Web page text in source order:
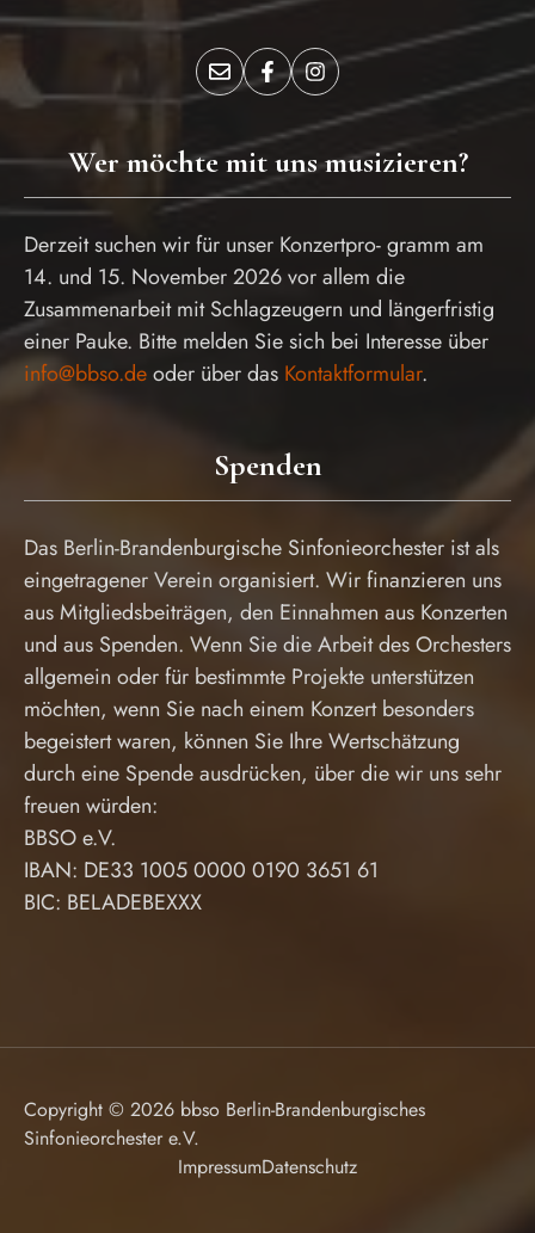
Wer möchte mit uns musizieren?
Derzeit suchen wir für unser Konzertpro- gramm am
14. und 15. November 2026 vor allem die
Zusammenarbeit mit Schlagzeugern und längerfristig
einer Pauke. Bitte melden Sie sich bei Interesse über
info@bbso.deoder über das Kontaktformular.
Spenden
Das Berlin-Brandenburgische Sinfonieorchester ist als
eingetragener Verein organisiert. Wir finanzieren uns
aus Mitgliedsbeiträgen, den Einnahmen aus Konzerten
und aus Spenden. Wenn Sie die Arbeit des Orchesters
allgemein oder für bestimmte Projekte unterstützen
möchten, wenn Sie nach einem Konzert besonders
begeistert waren, können Sie Ihre Wertschätzung
durch eine Spende ausdrücken, über die wir uns sehr
freuen würden:
BBSO e.V.
IBAN: DE33 1005 0000 0190 3651 61
BIC: BELADEBEXXX
Copyright © 2026 bbso Berlin-Brandenburgisches
Sinfonieorchester e.V.
ImpressumDatenschutz